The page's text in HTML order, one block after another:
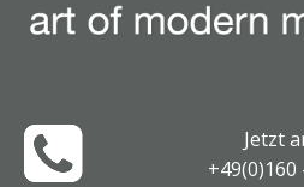
Jetzt
+49(0)160